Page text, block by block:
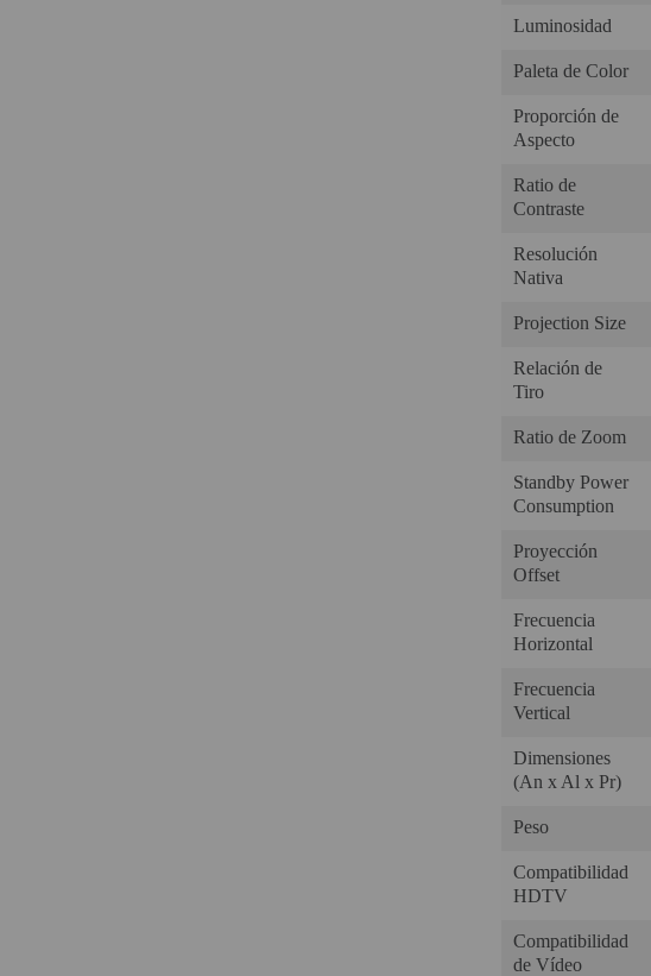
Luminosidad‎
Paleta de Color‎
Proporción de
Aspecto‎
Ratio de
Contraste‎
Resolución
Nativa‎
Projection Size‎
Relación de
Tiro‎
Ratio de Zoom‎
Standby Power
Consumption‎
Proyección
Offset‎
Frecuencia
Horizontal‎
Frecuencia
Vertical‎
Dimensiones
(An x Al x Pr)‎
Peso‎
Compatibilidad
HDTV‎
Compatibilidad
de Vídeo‎